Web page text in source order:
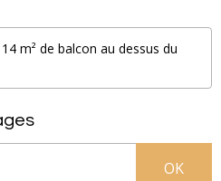
m² de balcon au dessus du
OK